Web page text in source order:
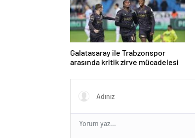
Galatasaray ile Trabzonspor
arasında kritik zirve mücadelesi